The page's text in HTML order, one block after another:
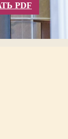
PDF